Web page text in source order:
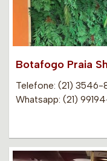
Botafogo Praia
Telefone: (21) 3546-
Whatsapp: (21)